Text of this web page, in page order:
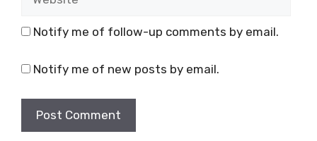
Notify me of follow-up comments by email.
Notify me of new posts by email.